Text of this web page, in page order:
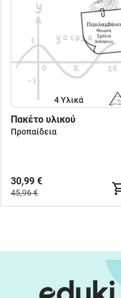
4 Υλικά
Πακέτο υλικού
Προπαίδεια
30,99 €
45,96 €